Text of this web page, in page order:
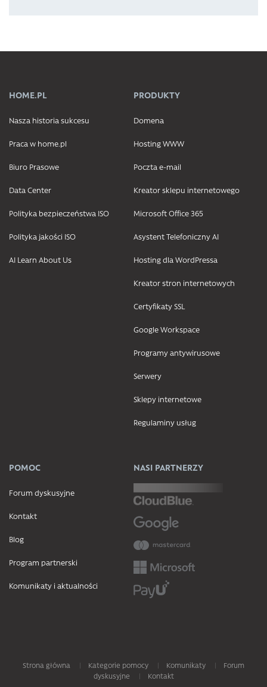
HOME.PL
Nasza historia sukcesu
Praca w home.pl
Biuro Prasowe
Data Center
Polityka bezpieczeństwa ISO
Polityka jakości ISO
AI Learn About Us
PRODUKTY
Domena
Hosting WWW
Poczta e-mail
Kreator sklepu internetowego
Microsoft Office 365
Asystent Telefoniczny AI
Hosting dla WordPressa
Kreator stron internetowych
Certyfikaty SSL
Google Workspace
Programy antywirusowe
Serwery
Sklepy internetowe
Regulaminy usług
POMOC
Forum dyskusyjne
Kontakt
Blog
Program partnerski
Komunikaty i aktualności
NASI PARTNERZY
Strona główna Kategorie pomocy Komunikaty
Forum
dyskusyjne
Kontakt